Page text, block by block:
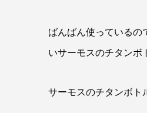
ばんばん使っている
いサーモスのチタンボ
サーモスのチタンボト